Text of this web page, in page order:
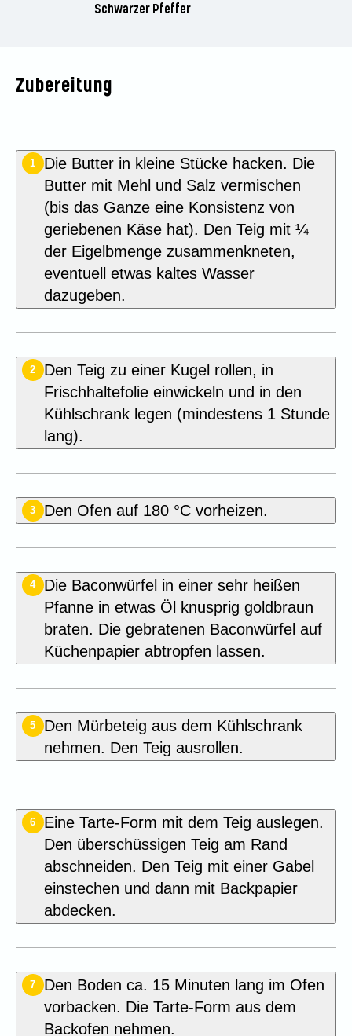
Schwarzer Pfeffer
Zubereitung
1
Die Butter in kleine Stücke hacken. Die
Butter mit Mehl und Salz vermischen
(bis das Ganze eine Konsistenz von
geriebenen Käse hat). Den Teig mit ¼
der Eigelbmenge zusammenkneten,
eventuell etwas kaltes Wasser
dazugeben.
2
Den Teig zu einer Kugel rollen, in
Frischhaltefolie einwickeln und in den
Kühlschrank legen (mindestens 1 Stunde
lang).
3 Den Ofen auf 180 °C vorheizen.
4
Die Baconwürfel in einer sehr heißen
Pfanne in etwas Öl knusprig goldbraun
braten. Die gebratenen Baconwürfel auf
Küchenpapier abtropfen lassen.
5
Den Mürbeteig aus dem Kühlschrank
nehmen. Den Teig ausrollen.
6
Eine Tarte-Form mit dem Teig auslegen.
Den überschüssigen Teig am Rand
abschneiden. Den Teig mit einer Gabel
einstechen und dann mit Backpapier
abdecken.
7
Den Boden ca. 15 Minuten lang im Ofen
vorbacken. Die Tarte-Form aus dem
Backofen nehmen.